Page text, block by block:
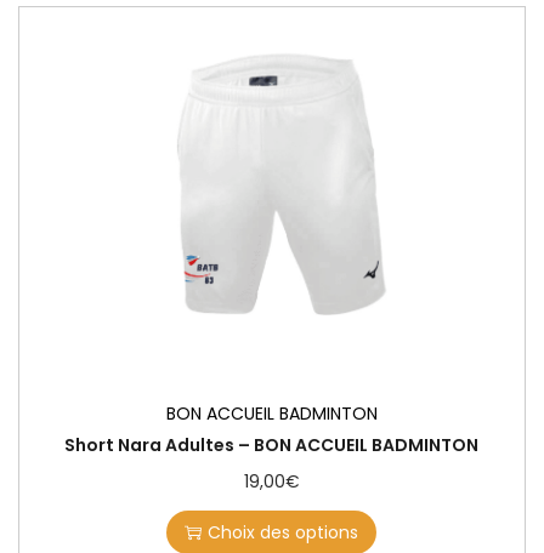
BON ACCUEIL BADMINTON
Short Nara Adultes – BON ACCUEIL BADMINTON
19,00€
Choix des options